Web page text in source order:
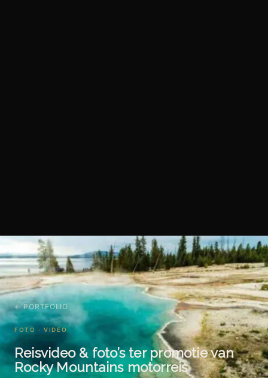
← PORTFOLIO
FOTO · VIDEO
Reisvideo & foto’s ter promotie van
Rocky Mountains motorreis